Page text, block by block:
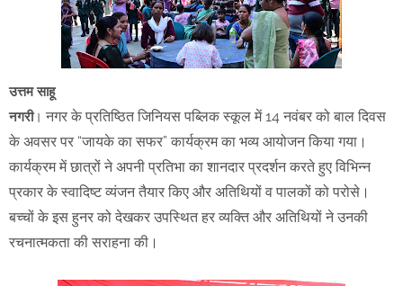
उत्तम साहू
नगरी। नगर के प्रतिष्ठित जिनियस पब्लिक स्कूल में 14 नवंबर को बाल दिवस
के अवसर पर “जायके का सफर” कार्यक्रम का भव्य आयोजन किया गया।
कार्यक्रम में छात्रों ने अपनी प्रतिभा का शानदार प्रदर्शन करते हुए विभिन्न
प्रकार के स्वादिष्ट व्यंजन तैयार किए और अतिथियों व पालकों को परोसे।
बच्चों के इस हुनर को देखकर उपस्थित हर व्यक्ति और अतिथियों ने उनकी
रचनात्मकता की सराहना की।